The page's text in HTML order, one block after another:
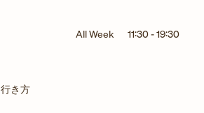
All Week 11:30-19:30
行き方Link Opens in New Tab